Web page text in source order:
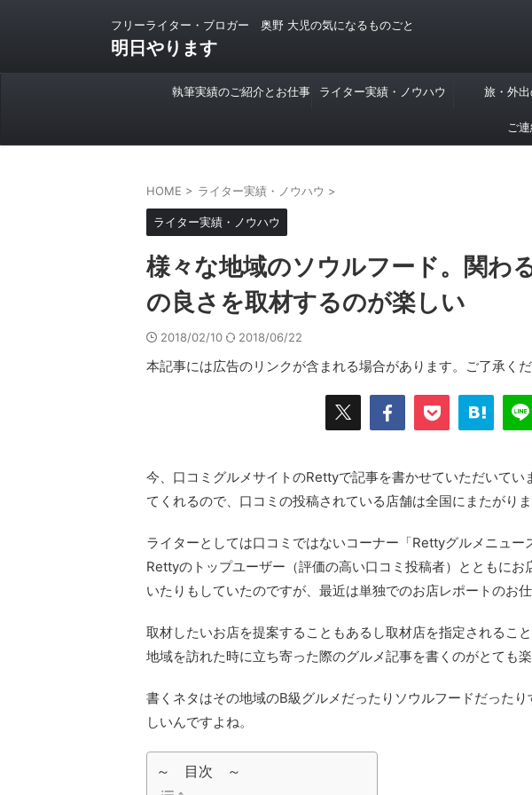
フリーライター・ブロガー 奥野 大児の気になるものごと
明日やります
執筆実績のご紹介とお仕事 ライター実績・ノウハウ 旅・外
ご
HOME > ライター実績・ノウハウ >
ライター実績・ノウハウ
様々な地域のソウルフード。関わ
の良さを取材するのが楽しい
2018/02/10 2018/06/22
本記事には広告のリンクが含まれる場合があります。ご了承く
今、口コミグルメサイトのRettyで記事を書かせていただいてい
てくれるので、口コミの投稿されている店舗は全国にまたがりま
ライターとしては口コミではないコーナー「Rettyグルメニュー
Rettyのトップユーザー（評価の高い口コミ投稿者）とともに
いたりもしていたのですが、最近は単独でのお店レポートのお仕
取材したいお店を提案することもあるし取材店を指定されるこ
地域を訪れた時に立ち寄った際のグルメ記事を書くのがとても楽
書くネタはその地域のB級グルメだったりソウルフードだった
しいんですよね。
～ 目次 ～